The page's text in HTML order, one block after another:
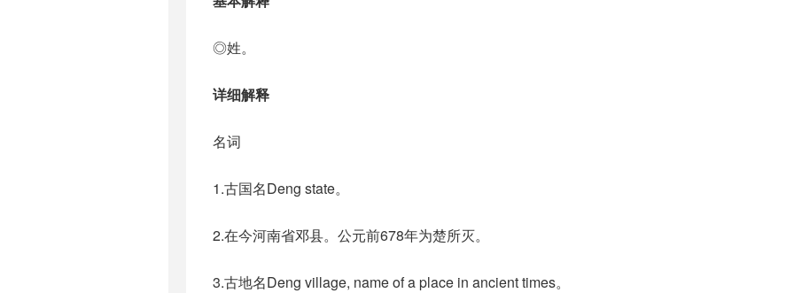
◎姓。
详细解释
名词
1.古国名Deng state。
2.在今河南省邓县。公元前678年为楚所灭。
3.古地名Deng village, name of a place in ancient times。